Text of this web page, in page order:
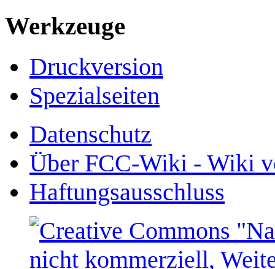
Werkzeuge
Druckversion
Spezialseiten
Datenschutz
Über FCC-Wiki - Wiki
Haftungsausschluss